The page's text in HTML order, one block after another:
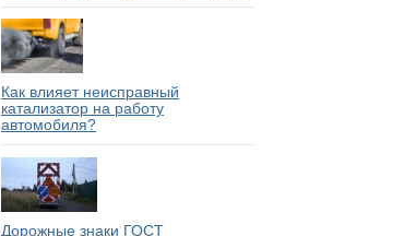
Как влияет неисправный
катализатор на работу
автомобиля?
Дорожные знаки ГОСТ